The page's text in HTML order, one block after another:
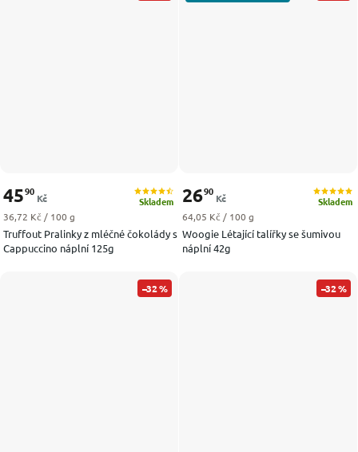
Truffout Pralinky z mléčné čokolády s
Cappuccino náplní 125g
Skladem
4590
Kč
Měrná cena:
36,72 Kč / 100 g
Woogie Létající talířky se šumivou
náplní 42g
Skladem
2690
Kč
Měrná cena:
64,05 Kč / 100 g
–32 % –32 %